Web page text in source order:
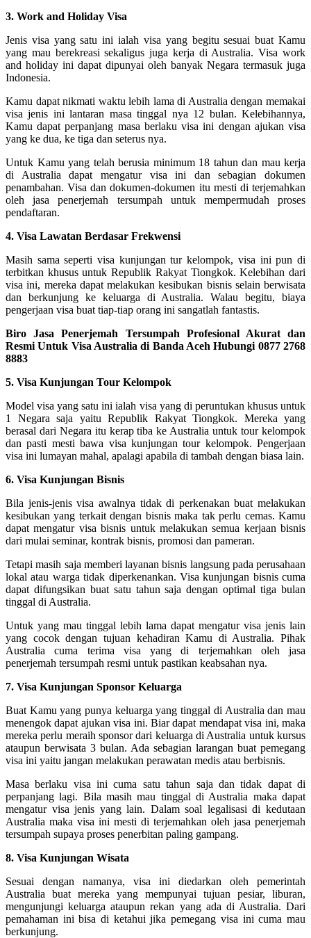
3. Work and Holiday Visa
Jenis visa yang satu ini ialah visa yang begitu sesuai buat Kamu
yang mau berekreasi sekaligus juga kerja di Australia. Visa work
and holiday ini dapat dipunyai oleh banyak Negara termasuk juga
Indonesia.
Kamu dapat nikmati waktu lebih lama di Australia dengan memakai
visa jenis ini lantaran masa tinggal nya 12 bulan. Kelebihannya,
Kamu dapat perpanjang masa berlaku visa ini dengan ajukan visa
yang ke dua, ke tiga dan seterus nya.
Untuk Kamu yang telah berusia minimum 18 tahun dan mau kerja
di Australia dapat mengatur visa ini dan sebagian dokumen
penambahan. Visa dan dokumen-dokumen itu mesti di terjemahkan
oleh jasa penerjemah tersumpah untuk mempermudah proses
pendaftaran.
4. Visa Lawatan Berdasar Frekwensi
Masih sama seperti visa kunjungan tur kelompok, visa ini pun di
terbitkan khusus untuk Republik Rakyat Tiongkok. Kelebihan dari
visa ini, mereka dapat melakukan kesibukan bisnis selain berwisata
dan berkunjung ke keluarga di Australia. Walau begitu, biaya
pengerjaan visa buat tiap-tiap orang ini sangatlah fantastis.
Biro Jasa Penerjemah Tersumpah Profesional Akurat dan
Resmi Untuk Visa Australia di Banda Aceh Hubungi 0877 2768
8883
5. Visa Kunjungan Tour Kelompok
Model visa yang satu ini ialah visa yang di peruntukan khusus untuk
1 Negara saja yaitu Republik Rakyat Tiongkok. Mereka yang
berasal dari Negara itu kerap tiba ke Australia untuk tour kelompok
dan pasti mesti bawa visa kunjungan tour kelompok. Pengerjaan
visa ini lumayan mahal, apalagi apabila di tambah dengan biasa lain.
6. Visa Kunjungan Bisnis
Bila jenis-jenis visa awalnya tidak di perkenakan buat melakukan
kesibukan yang terkait dengan bisnis maka tak perlu cemas. Kamu
dapat mengatur visa bisnis untuk melakukan semua kerjaan bisnis
dari mulai seminar, kontrak bisnis, promosi dan pameran.
Tetapi masih saja memberi layanan bisnis langsung pada perusahaan
lokal atau warga tidak diperkenankan. Visa kunjungan bisnis cuma
dapat difungsikan buat satu tahun saja dengan optimal tiga bulan
tinggal di Australia.
Untuk yang mau tinggal lebih lama dapat mengatur visa jenis lain
yang cocok dengan tujuan kehadiran Kamu di Australia. Pihak
Australia cuma terima visa yang di terjemahkan oleh jasa
penerjemah tersumpah resmi untuk pastikan keabsahan nya.
7. Visa Kunjungan Sponsor Keluarga
Buat Kamu yang punya keluarga yang tinggal di Australia dan mau
menengok dapat ajukan visa ini. Biar dapat mendapat visa ini, maka
mereka perlu meraih sponsor dari keluarga di Australia untuk kursus
ataupun berwisata 3 bulan. Ada sebagian larangan buat pemegang
visa ini yaitu jangan melakukan perawatan medis atau berbisnis.
Masa berlaku visa ini cuma satu tahun saja dan tidak dapat di
perpanjang lagi. Bila masih mau tinggal di Australia maka dapat
mengatur visa jenis yang lain. Dalam soal legalisasi di kedutaan
Australia maka visa ini mesti di terjemahkan oleh jasa penerjemah
tersumpah supaya proses penerbitan paling gampang.
8. Visa Kunjungan Wisata
Sesuai dengan namanya, visa ini diedarkan oleh pemerintah
Australia buat mereka yang mempunyai tujuan pesiar, liburan,
mengunjungi keluarga ataupun rekan yang ada di Australia. Dari
pemahaman ini bisa di ketahui jika pemegang visa ini cuma mau
berkunjung.